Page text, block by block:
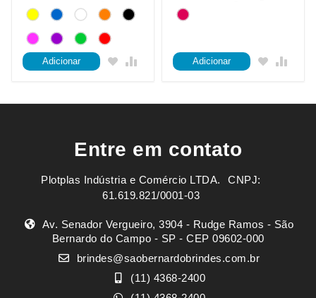
Adicionar Adicionar
Entre em contato
Plotplas Indústria e Comércio LTDA. ㅤㅤㅤ CNPJ:
61.619.821/0001-03
Av. Senador Vergueiro, 3904 - Rudge Ramos - São
Bernardo do Campo - SP - CEP 09602-000
brindes@saobernardobrindes.com.br
(11) 4368-2400